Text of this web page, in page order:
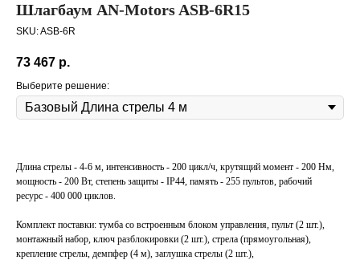
Шлагбаум AN-Motors ASB-6R15
SKU:ASB-6R
73 467 р.
Выберите решение:
Длина стрелы - 4‑6 м, интенсивность - 200 цикл/ч, крутящий момент - 200 Нм,
мощность - 200 Вт, степень защиты - IP44, память - 255 пультов, рабочий
ресурс - 400 000 циклов.
Комплект поставки: тумба со встроенным блоком управления, пульт (2 шт.),
монтажный набор, ключ разблокировки (2 шт.), стрела (прямоугольная),
крепление стрелы, демпфер (4 м), заглушка стрелы (2 шт.),